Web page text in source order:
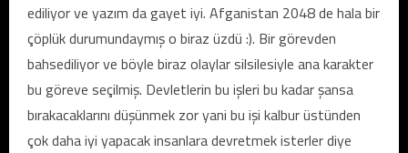
ediliyor ve yazım da gayet iyi. Afganistan 2048 de hala bir
çöplük durumundaymış o biraz üzdü :). Bir görevden
bahsediliyor ve böyle biraz olaylar silsilesiyle ana karakter
bu göreve seçilmiş. Devletlerin bu işleri bu kadar şansa
bırakacaklarını düşünmek zor yani bu işi kalbur üstünden
çok daha iyi yapacak insanlara devretmek isterler diye